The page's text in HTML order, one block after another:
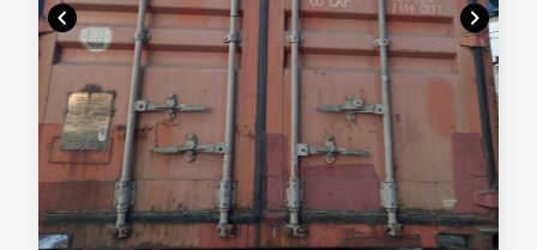
chevron_left chevron_right